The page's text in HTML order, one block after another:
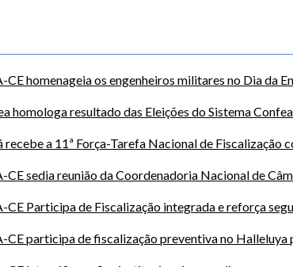
CE homenageia os engenheiros militares no Dia da
homologa resultado das Eleições do Sistema
recebe a 11ª Força-Tarefa Nacional de Fiscalização
CE sedia reunião da Coordenadoria Nacional de
CE Participa de Fiscalização integrada e reforça
CE participa de fiscalização preventiva no